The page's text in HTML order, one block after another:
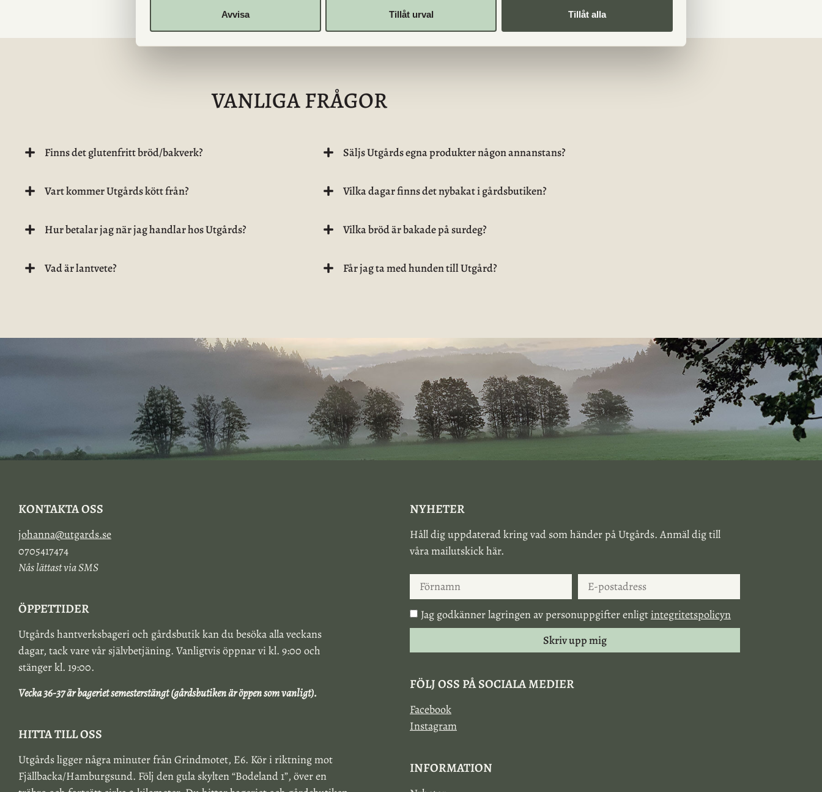
Avvisa Tillåt urval Tillåt alla
VANLIGA FRÅGOR
Finns det glutenfritt bröd/bakverk?
Vart kommer Utgårds kött från?
Hur betalar jag när jag handlar hos Utgårds?
Vad är lantvete?
Säljs Utgårds egna produkter någon annanstans?
Vilka dagar finns det nybakat i gårdsbutiken?
Vilka bröd är bakade på surdeg?
Får jag ta med hunden till Utgård?
KONTAKTA OSS
johanna@utgards.se
0705417474
Nås lättast via SMS
ÖPPETTIDER
Utgårds hantverksbageri och gårdsbutik kan du besöka alla veckans
dagar, tack vare vår självbetjäning. Vanligtvis öppnar vi kl. 9:00 och
stänger kl. 19:00.
Vecka 36-37 är bageriet semesterstängt (gårdsbutiken är öppen som vanligt).
HITTA TILL OSS
Utgårds ligger några minuter från Grindmotet, E6. Kör i riktning mot
Fjällbacka/Hamburgsund. Följ den gula skylten “Bodeland 1”, över en
NYHETER
Håll dig uppdaterad kring vad som händer på Utgårds. Anmäl dig till
våra mailutskick här.
Jag godkänner lagringen av personuppgifter enligtintegritetspolicyn
Skriv upp mig
FÖLJ OSS PÅ SOCIALA MEDIER
Facebook
Instagram
INFORMATION